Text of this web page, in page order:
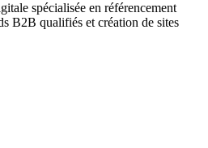
spécialisée en référencement
B2B qualifiés et création de sites